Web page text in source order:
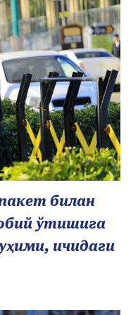
билан
ўтишига
ичидаги